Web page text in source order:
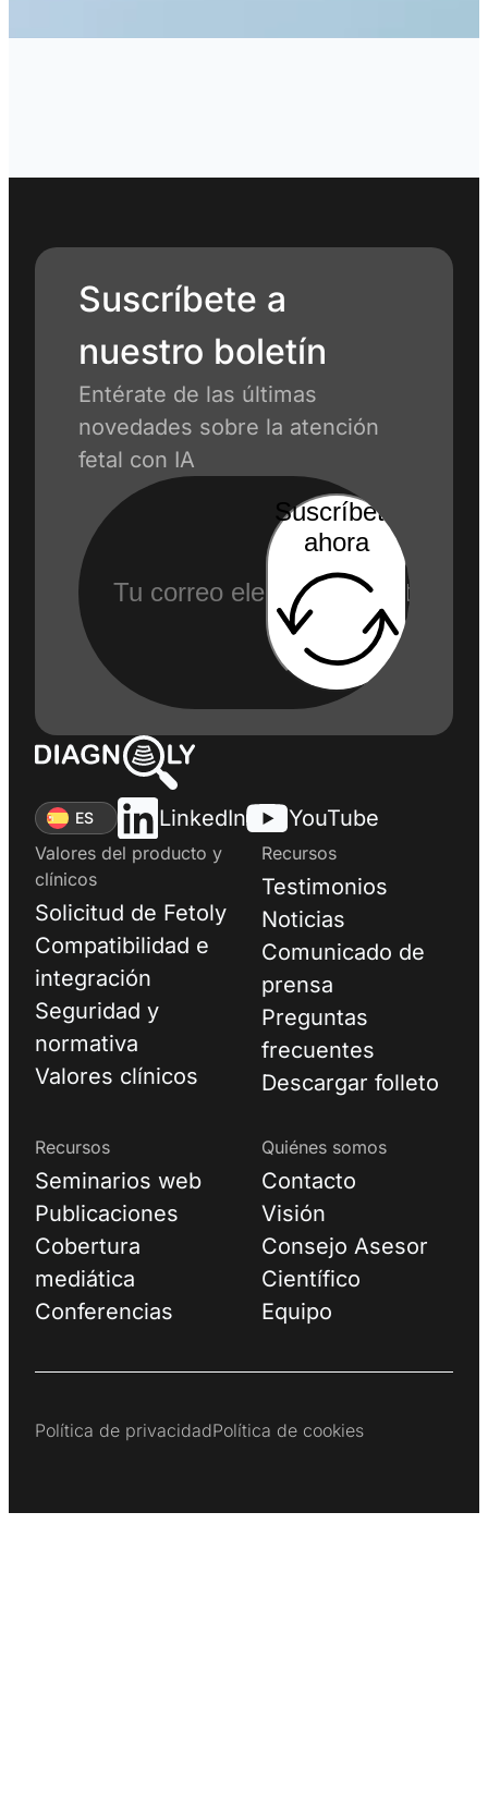
Suscríbete a
nuestro boletín
Entérate de las últimas
novedades sobre la atención
fetal con IA
Suscríbete
ahora
ES LinkedIn YouTube
Valores del producto y
clínicos
Solicitud de Fetoly
Compatibilidad e
integración
Seguridad y
normativa
Valores clínicos
Recursos
Testimonios
Noticias
Comunicado de
prensa
Preguntas
frecuentes
Descargar folleto
Recursos
Seminarios web
Publicaciones
Cobertura
mediática
Conferencias
Quiénes somos
Contacto
Visión
Consejo Asesor
Científico
Equipo
Política de privacidadPolítica de cookies